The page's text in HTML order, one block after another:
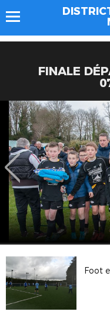
FINALE
Foot